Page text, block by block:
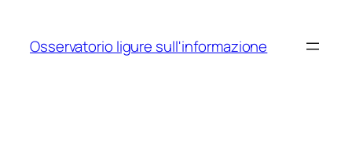
contenuto
Osservatorio ligure sull'informazione